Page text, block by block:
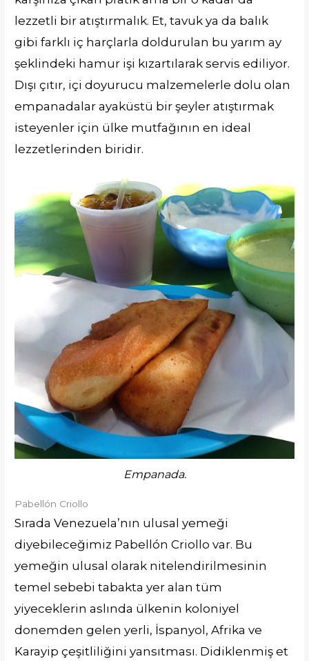
lezzetli bir atıştırmalık. Et, tavuk ya da balık
gibi farklı iç harçlarla doldurulan bu yarım ay
şeklindeki hamur işi kızartılarak servis ediliyor.
Dışı çıtır, içi doyurucu malzemelerle dolu olan
empanadalar ayaküstü bir şeyler atıştırmak
isteyenler için ülke mutfağının en ideal
lezzetlerinden biridir.
Empanada.
Pabellón Criollo
Sırada Venezuela’nın ulusal yemeği
diyebileceğimiz Pabellón Criollo var. Bu
yemeğin ulusal olarak nitelendirilmesinin
temel sebebi tabakta yer alan tüm
yiyeceklerin aslında ülkenin koloniyel
donemden gelen yerli, İspanyol, Afrika ve
Karayip çeşitliliğini yansıtması. Didiklenmiş et